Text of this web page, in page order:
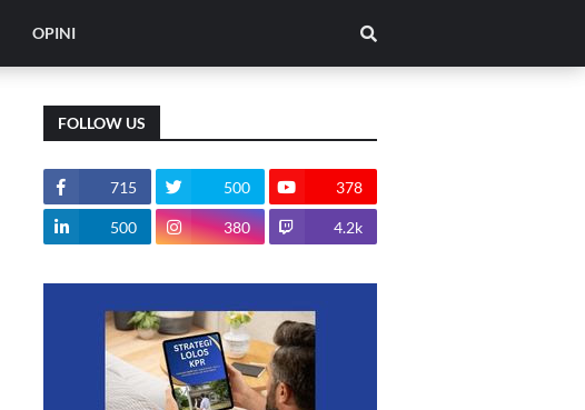
OPINI
FOLLOW US
715 500 378
500 380 4.2k